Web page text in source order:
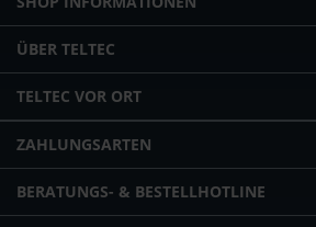
ÜBER TELTEC
TELTEC VOR ORT
ZAHLUNGSARTEN
BERATUNGS- & BESTELLHOTLINE